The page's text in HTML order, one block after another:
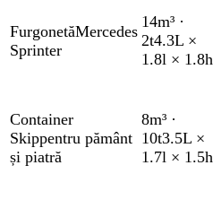
FurgonetăMercedes
Sprinter
14m³ ·
2t4.3L ×
1.8l × 1.8h
Container
Skippentru pământ
și piatră
8m³ ·
10t3.5L ×
1.7l × 1.5h